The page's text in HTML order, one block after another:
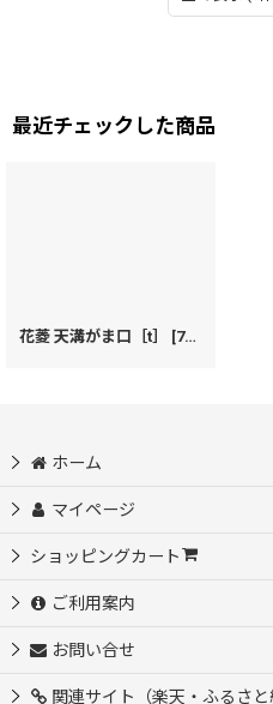
最近チェックした商品
花菱 天溝がま口［t］ [72460
ホーム
マイページ
ショッピングカート
ご利用案内
お問い合せ
関連サイト（楽天・ふるさと